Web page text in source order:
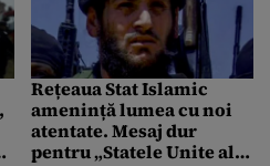
Rețeaua Stat Islamic
amenință lumea cu noi
atentate. Mesaj dur
pentru „Statele Unite ale